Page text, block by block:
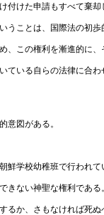
付けた申請もすべて棄
うことは、国際法の初歩
この権利を漸進的に
いる自らの法律に合
意図がある。
学校幼稚班で行われ
ない神聖な権利である。
か、さもなければ死